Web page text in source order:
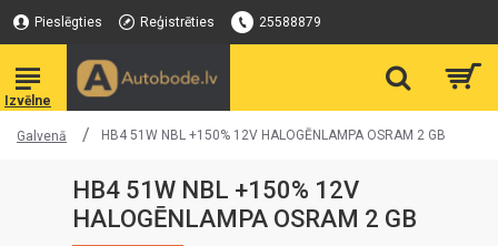
Pieslēgties Reģistrēties 25588879
Galvenā HB4 51W NBL +150% 12V HALOGĒNLAMPA OSRAM 2 GB
HB4 51W NBL +150% 12V
HALOGĒNLAMPA OSRAM 2 GB